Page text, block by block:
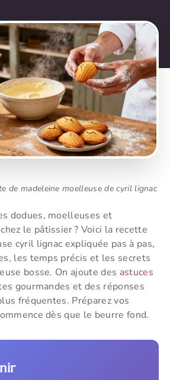
de madeleine moelleuse de cyril lignac
dodues, moelleuses et
le pâtissier ? Voici la recette
cyril lignac expliquée pas à pas,
les temps précis et les secrets
bosse. On ajoute des astuces
gourmandes et des réponses
fréquentes. Préparez vos
dès que le beurre fond.